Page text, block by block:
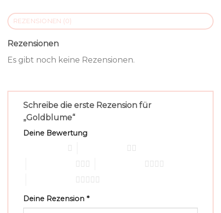
REZENSIONEN (0)
Rezensionen
Es gibt noch keine Rezensionen.
Schreibe die erste Rezension für
„Goldblume“
Deine Bewertung
Deine Rezension *